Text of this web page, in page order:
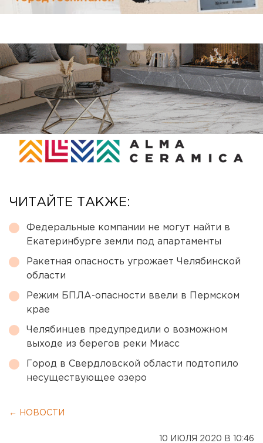
ЧИТАЙТЕ ТАКЖЕ:
Федеральные компании не могут найти в
Екатеринбурге земли под апартаменты
Ракетная опасность угрожает Челябинской
области
Режим БПЛА-опасности ввели в Пермском
крае
Челябинцев предупредили о возможном
выходе из берегов реки Миасс
Город в Свердловской области подтопило
несуществующее озеро
← НОВОСТИ
10 ИЮЛЯ 2020 В 10:46